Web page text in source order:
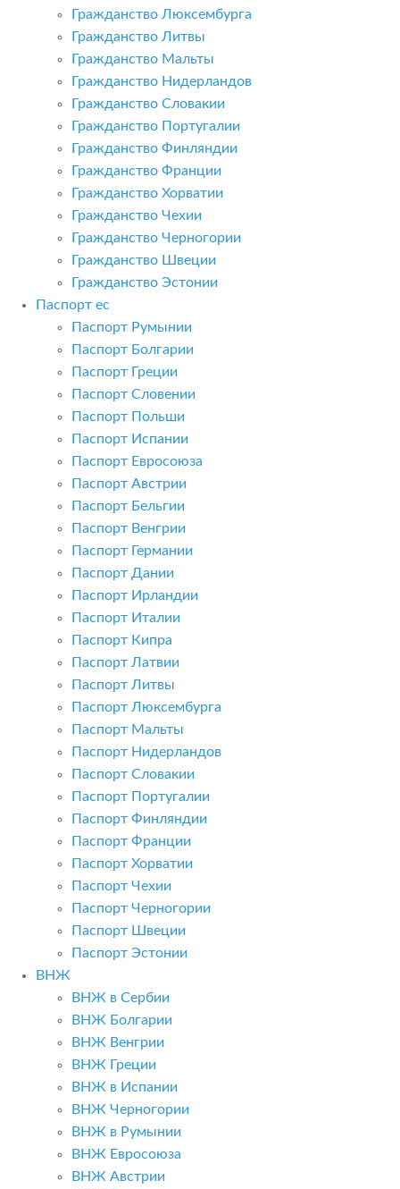
Гражданство Люксембурга
Гражданство Литвы
Гражданство Мальты
Гражданство Нидерландов
Гражданство Словакии
Гражданство Португалии
Гражданство Финляндии
Гражданство Франции
Гражданство Хорватии
Гражданство Чехии
Гражданство Черногории
Гражданство Швеции
Гражданство Эстонии
Паспорт ес
Паспорт Румынии
Паспорт Болгарии
Паспорт Греции
Паспорт Словении
Паспорт Польши
Паспорт Испании
Паспорт Евросоюза
Паспорт Австрии
Паспорт Бельгии
Паспорт Венгрии
Паспорт Германии
Паспорт Дании
Паспорт Ирландии
Паспорт Италии
Паспорт Кипра
Паспорт Латвии
Паспорт Литвы
Паспорт Люксембурга
Паспорт Мальты
Паспорт Нидерландов
Паспорт Словакии
Паспорт Португалии
Паспорт Финляндии
Паспорт Франции
Паспорт Хорватии
Паспорт Чехии
Паспорт Черногории
Паспорт Швеции
Паспорт Эстонии
ВНЖ
ВНЖ в Сербии
ВНЖ Болгарии
ВНЖ Венгрии
ВНЖ Греции
ВНЖ в Испании
ВНЖ Черногории
ВНЖ в Румынии
ВНЖ Евросоюза
ВНЖ Австрии